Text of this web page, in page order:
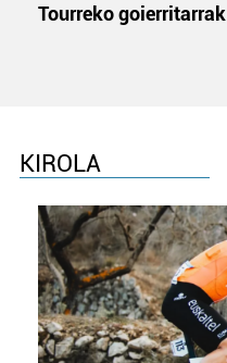
Tourreko goierritarrak
KIROLA